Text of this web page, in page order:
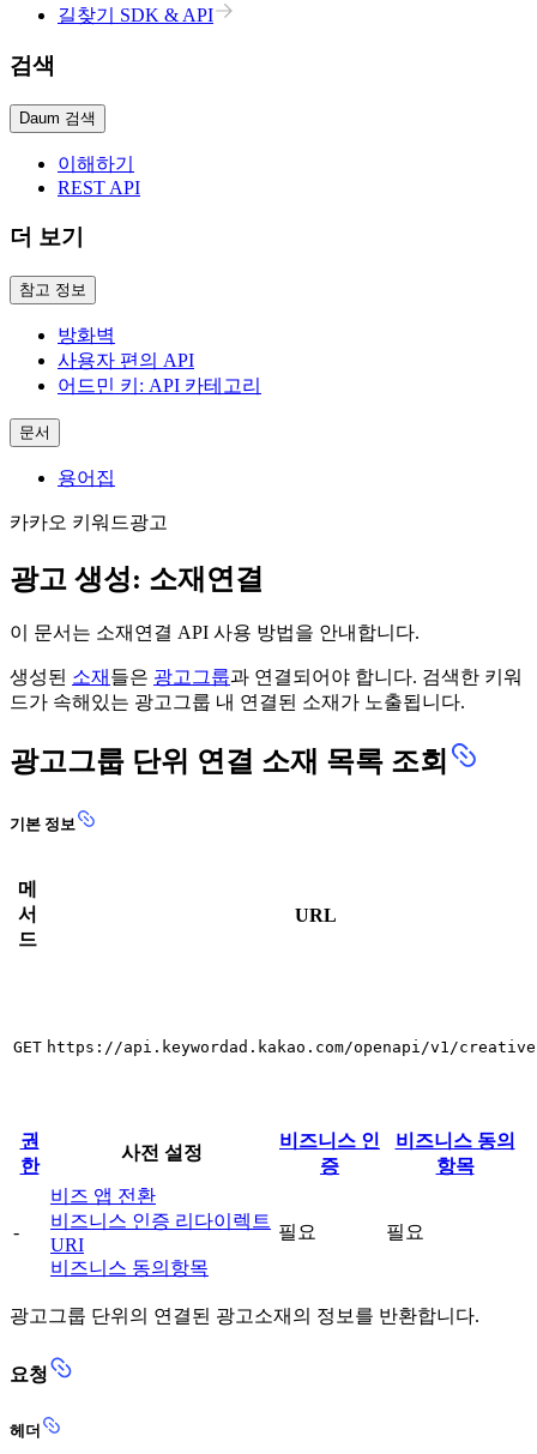
길찾기 SDK & API
검색
Daum 검색
이해하기
REST API
더 보기
참고 정보
방화벽
사용자 편의 API
어드민 키: API 카테고리
문서
용어집
카카오 키워드광고
광고 생성: 소재연결
이 문서는 소재연결 API 사용 방법을 안내합니다.
생성된 소재 들은 광고그룹과 연결되어야 합니다. 검색한 키워
드가 속해있는 광고그룹 내 연결된 소재가 노출됩니다.
광고그룹 단위 연결 소재 목록 조회
기본 정보
메
서
드
URL
GET https://api.keywordad.kakao.com/openapi/v1/
권
한
사전 설정
비즈니스 인
증
비즈니스 동의
항목
-
비즈 앱 전환
비즈니스 인증 리다이렉트
URI
비즈니스 동의항목
필요 필요
광고그룹 단위의 연결된 광고소재의 정보를 반환합니다.
요청
헤더